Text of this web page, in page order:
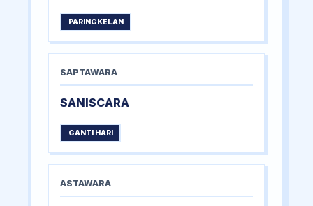
PARINGKELAN
SAPTAWARA
SANISCARA
GANTI HARI
ASTAWARA